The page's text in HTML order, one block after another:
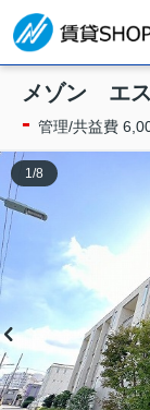
メゾン エ
- 管理/共益費
1 /8